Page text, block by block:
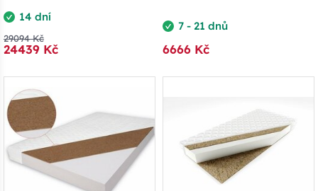
14 dní
29094 Kč
24439 Kč
7 - 21 dnů
6666 Kč